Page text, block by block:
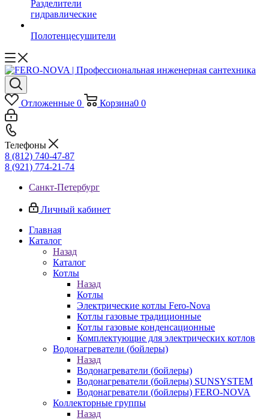
Разделители
гидравлические
Полотенцесушители
Отложенные 0 Корзина0 0
Телефоны
8 (812) 740-47-87
8 (921) 774-21-74
Санкт-Петербург
Личный кабинет
Главная
Каталог
Назад
Каталог
Котлы
Назад
Котлы
Электрические котлы Fero-Nova
Котлы газовые традиционные
Котлы газовые конденсационные
Комплектующие для электрических котлов
Водонагреватели (бойлеры)
Назад
Водонагреватели (бойлеры)
Водонагреватели (бойлеры) SUNSYSTEM
Водонагреватели (бойлеры) FERO-NOVA
Коллекторные группы
Назад